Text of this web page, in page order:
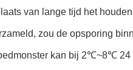
van lange tijd het
zou de opsporing
kan bij 2℃~8℃ 24